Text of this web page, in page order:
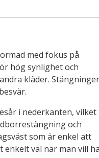
med fokus på
hög synlighet och
kläder.
i nederkanten, vilket
och
som är enkel att
val när man vill